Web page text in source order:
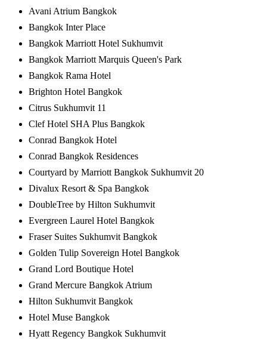
Avani Atrium Bangkok
Bangkok Inter Place
Bangkok Marriott Hotel Sukhumvit
Bangkok Marriott Marquis Queen's Park
Bangkok Rama Hotel
Brighton Hotel Bangkok
Citrus Sukhumvit 11
Clef Hotel SHA Plus Bangkok
Conrad Bangkok Hotel
Conrad Bangkok Residences
Courtyard by Marriott Bangkok Sukhumvit 20
Divalux Resort & Spa Bangkok
DoubleTree by Hilton Sukhumvit
Evergreen Laurel Hotel Bangkok
Fraser Suites Sukhumvit Bangkok
Golden Tulip Sovereign Hotel Bangkok
Grand Lord Boutique Hotel
Grand Mercure Bangkok Atrium
Hilton Sukhumvit Bangkok
Hotel Muse Bangkok
Hyatt Regency Bangkok Sukhumvit